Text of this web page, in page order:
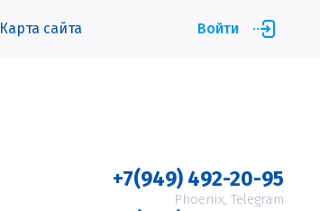
Карта сайта Войти
+7(949) 492-20-95
Phoenix, Telegram